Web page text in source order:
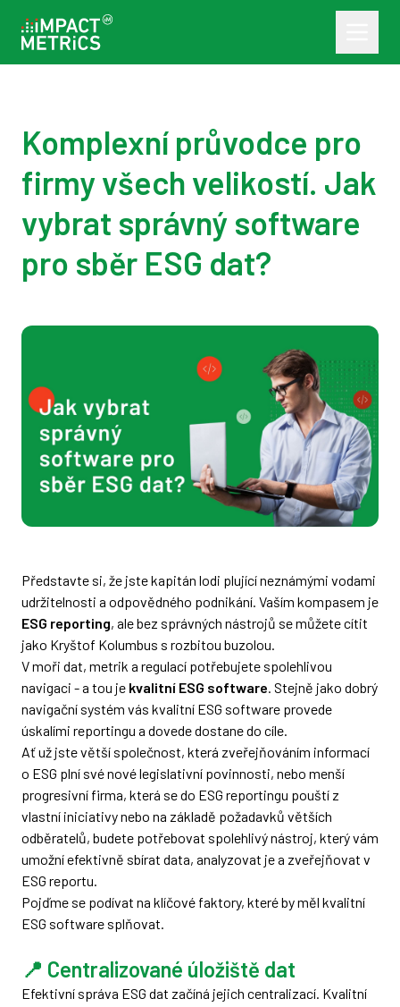
Komplexní průvodce pro
firmy všech velikostí. Jak
vybrat správný software
pro sběr ESG dat?
Představte si, že jste kapitán lodi plující neznámými vodami
udržitelnosti a odpovědného podnikání. Vaším kompasem je
ESG reporting, ale bez správných nástrojů se můžete cítit
jako Kryštof Kolumbus s rozbitou buzolou.
V moři dat, metrik a regulací potřebujete spolehlivou
navigaci - a tou je kvalitní ESG software. Stejně jako dobrý
navigační systém vás kvalitní ESG software provede
úskalími reportingu a dovede dostane do cíle.
Ať už jste větší společnost, která zveřejňováním informací
o ESG plní své nové legislativní povinnosti, nebo menší
progresivní firma, která se do ESG reportingu pouští z
vlastní iniciativy nebo na základě požadavků větších
odběratelů, budete potřebovat spolehlivý nástroj, který vám
umožní efektivně sbírat data, analyzovat je a zveřejňovat v
ESG reportu.
Pojďme se podívat na klíčové faktory, které by měl kvalitní
ESG software splňovat.
📍 Centralizované úložiště dat
Efektivní správa ESG dat začíná jejich centralizací. Kvalitní